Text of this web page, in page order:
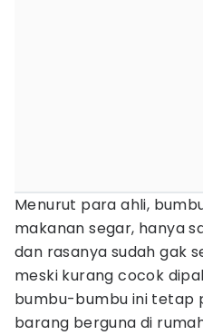
Menurut para ahli,
makanan segar, hanya
dan rasanya sudah gak
meski kurang cocok
bumbu-bumbu ini tetap
barang berguna di